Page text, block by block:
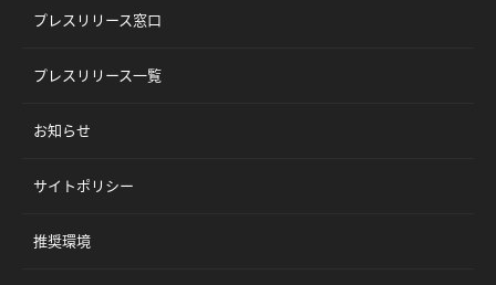
プレスリリース窓口
プレスリリース一覧
お知らせ
サイトポリシー
推奨環境